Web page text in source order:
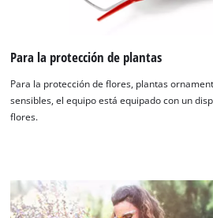
Para la protección de plantas
Para la protección de flores, plantas
sensibles, el equipo está equipado con un
flores.